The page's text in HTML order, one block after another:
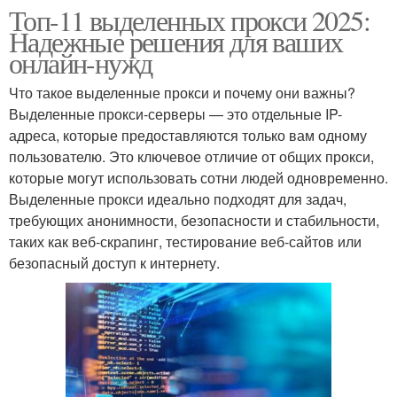
Топ-11 выделенных прокси 2025:
Надежные решения для ваших
онлайн-нужд
Что такое выделенные прокси и почему они важны?
Выделенные прокси-серверы — это отдельные IP-
адреса, которые предоставляются только вам одному
пользователю. Это ключевое отличие от общих прокси,
которые могут использовать сотни людей одновременно.
Выделенные прокси идеально подходят для задач,
требующих анонимности, безопасности и стабильности,
таких как веб-скрапинг, тестирование веб-сайтов или
безопасный доступ к интернету.